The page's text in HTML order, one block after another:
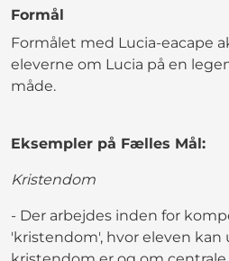
Formål
Formålet med Lucia-eacape
eleverne om Lucia på en
måde.
Eksempler på Fælles Mål:
Kristendom
- Der arbejdes inden for
'kristendom', hvor eleven kan